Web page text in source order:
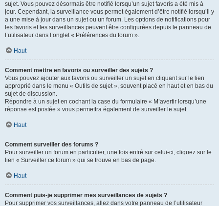
sujet. Vous pouvez désormais être notifié lorsqu’un sujet favoris a été mis à
jour. Cependant, la surveillance vous permet également d’être notifié lorsqu’il y
a une mise à jour dans un sujet ou un forum. Les options de notifications pour
les favoris et les surveillances peuvent être configurées depuis le panneau de
l’utilisateur dans l’onglet « Préférences du forum ».
Haut
Comment mettre en favoris ou surveiller des sujets ?
Vous pouvez ajouter aux favoris ou surveiller un sujet en cliquant sur le lien
approprié dans le menu « Outils de sujet », souvent placé en haut et en bas du
sujet de discussion.
Répondre à un sujet en cochant la case du formulaire « M’avertir lorsqu’une
réponse est postée » vous permettra également de surveiller le sujet.
Haut
Comment surveiller des forums ?
Pour surveiller un forum en particulier, une fois entré sur celui-ci, cliquez sur le
lien « Surveiller ce forum » qui se trouve en bas de page.
Haut
Comment puis-je supprimer mes surveillances de sujets ?
Pour supprimer vos surveillances, allez dans votre panneau de l’utilisateur